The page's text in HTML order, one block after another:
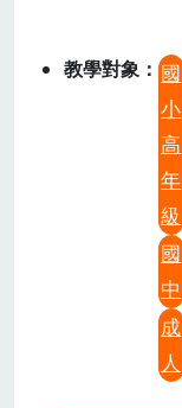
教學對象
國
小
高
年
級
國
中
成
人